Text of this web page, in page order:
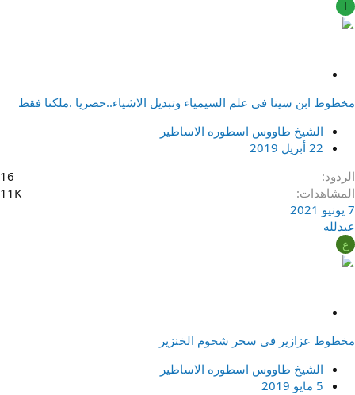
ا
ب
ت
مخطوط ابن سينا فى علم السيمياء وتبديل الاشياء..حصريا .ملكنا فقط
الشيخ طاووس اسطوره الاساطير
22 أبريل 2019
الردود
16
المشاهدات
11K
7 يونيو 2021
عبدلله
ع
ب
ت
مخطوط عزازير فى سحر شحوم الخنزير
الشيخ طاووس اسطوره الاساطير
5 مايو 2019